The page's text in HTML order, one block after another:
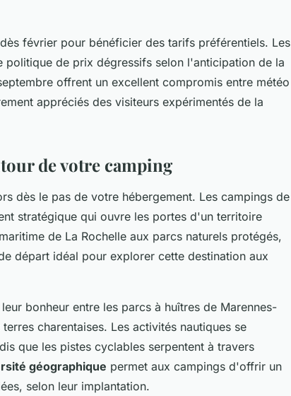
février pour bénéficier des tarifs préférentiels. Les
politique de prix dégressifs selon l'anticipation de la
offrent un excellent compromis entre météo
appréciés des visiteurs expérimentés de la
de votre camping
dès le pas de votre hébergement. Les campings de
stratégique qui ouvre les portes d'un territoire
de La Rochelle aux parcs naturels protégés,
départ idéal pour explorer cette destination aux
bonheur entre les parcs à huîtres de Marennes-
charentaises. Les activités nautiques se
que les pistes cyclables serpentent à travers
géographique permet aux campings d'offrir un
selon leur implantation.